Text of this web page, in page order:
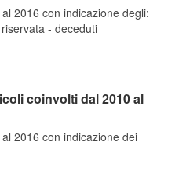
2016 con indicazione degli:
- deceduti
coinvolti dal 2010 al
2016 con indicazione dei